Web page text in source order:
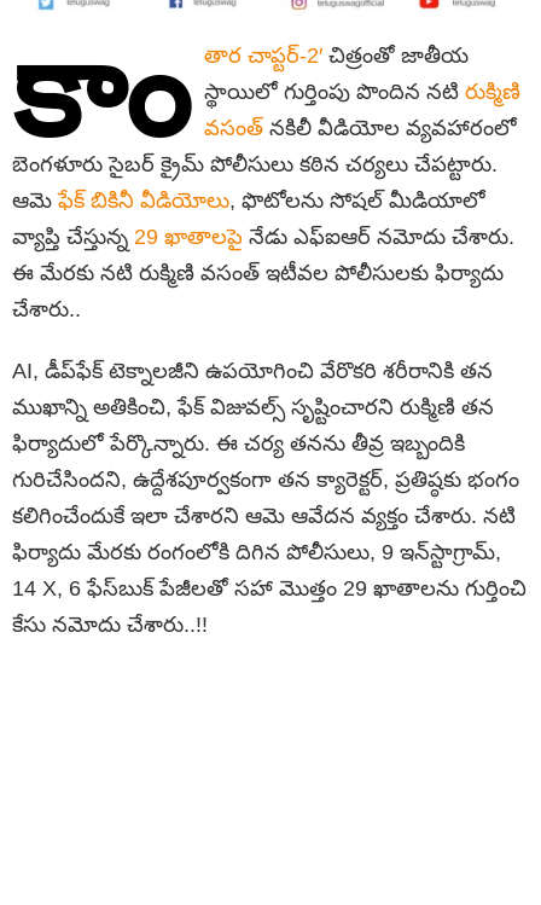
కాం తార చాప్టర్-2′చిత్రంతో జాతీయ
స్థాయిలో గుర్తింపు పొందిన నటి రుక్మిణి
వసంత్నకిలీ వీడియోల వ్యవహారంలో
బెంగళూరు సైబర్ క్రైమ్ పోలీసులు కఠిన చర్యలు చేపట్టారు.
ఆమెఫేక్ బికినీ వీడియోలు, ఫొటోలను సోషల్ మీడియాలో
వ్యాప్తి చేస్తున్న 29 ఖాతాలపై నేడు ఎఫ్‌ఐఆర్ నమోదు చేశారు.
ఈ మేరకు నటి రుక్మిణి వసంత్ ఇటీవల పోలీసులకు ఫిర్యాదు
చేశారు..
AI, డీప్‌ఫేక్ టెక్నాలజీని ఉపయోగించి వేరొకరి శరీరానికి తన
ముఖాన్ని అతికించి, ఫేక్ విజువల్స్ సృష్టించారని రుక్మిణి తన
ఫిర్యాదులో పేర్కొన్నారు. ఈ చర్య తనను తీవ్ర ఇబ్బందికి
గురిచేసిందని, ఉద్దేశపూర్వకంగా తన క్యారెక్టర్, ప్రతిష్ఠ‌కు భంగం
కలిగించేందుకే ఇలా చేశారని ఆమె ఆవేదన వ్యక్తం చేశారు. నటి
ఫిర్యాదు మేరకు రంగంలోకి దిగిన పోలీసులు, 9 ఇన్‌స్టాగ్రామ్,
14 X, 6 ఫేస్‌బుక్ పేజీలతో సహా మొత్తం 29 ఖాతాలను గుర్తించి
కేసు నమోదు చేశారు..!!